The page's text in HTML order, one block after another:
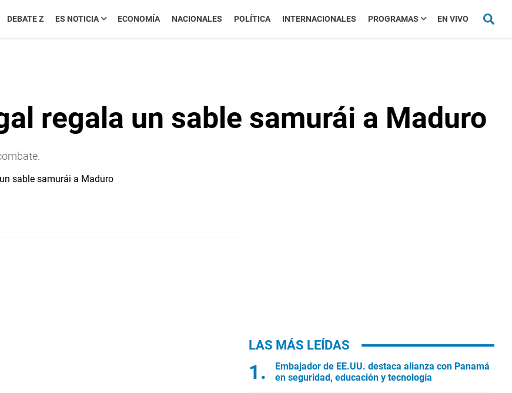
DEBATE Z ES NOTICIA ECONOMÍA NACIONALES POLÍTICA INTERNACIONALES PROGRAMAS EN VIVO
regala un sable samurái a Maduro
LAS MÁS LEÍDAS
Embajador de EE.UU. destaca alianza con Panamá
en seguridad, educación y tecnología